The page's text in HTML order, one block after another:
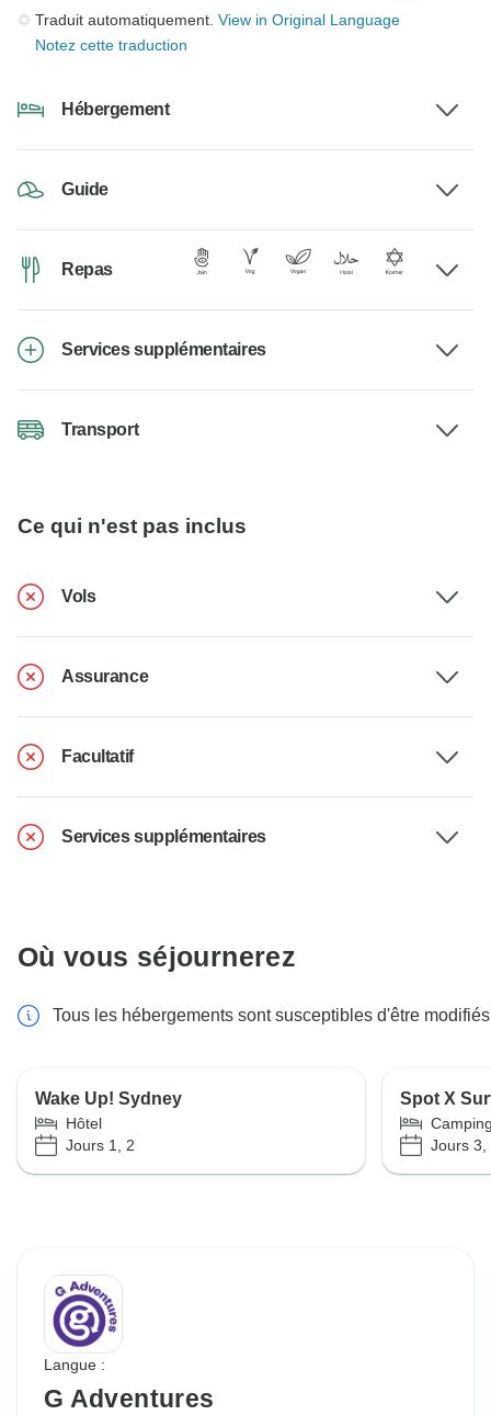
Traduit automatiquement. View in Original Language
Notez cette traduction
Hébergement
Guide
Repas
Services supplémentaires
Transport
Ce qui n'est pas inclus
Vols
Assurance
Facultatif
Services supplémentaires
Où vous séjournerez
Tous les hébergements sont susceptibles d'être modifiés
Wake Up! Sydney
Hôtel
Jours 1, 2
Spot X
Jours 3,
Langue :
G Adventures